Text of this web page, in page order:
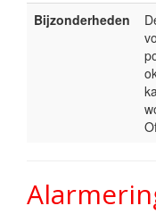
Bijzonderheden